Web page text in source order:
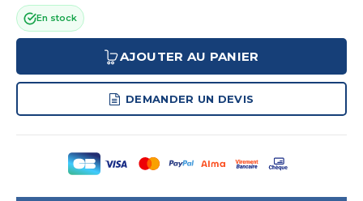
En stock
AJOUTER AU PANIER
DEMANDER UN DEVIS